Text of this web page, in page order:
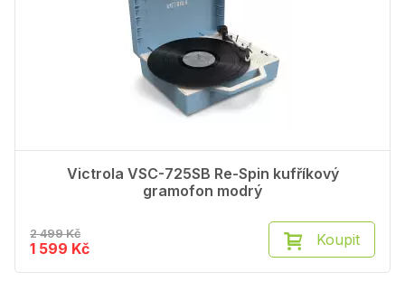
Victrola VSC-725SB Re-Spin kufříkový
gramofon modrý
2 499 Kč
1 599 Kč Koupit